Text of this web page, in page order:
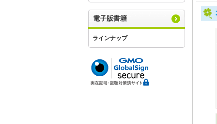
電子版書籍
ラインナップ